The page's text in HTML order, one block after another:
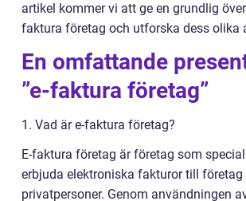
artikel kommer vi att ge en grundlig
faktura företag och utforska dess olika
En omfattande
”e-faktura företag”
1. Vad är e-faktura företag?
E-faktura företag är företag som
erbjuda elektroniska fakturor till företag
privatpersoner. Genom användningen